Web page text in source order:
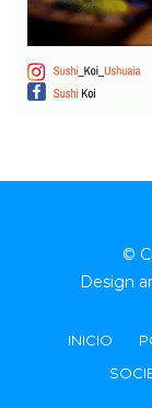
©
Design
INICIO